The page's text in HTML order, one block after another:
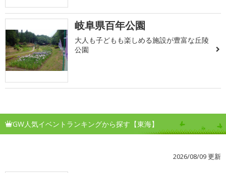
岐阜県百年公園
大人も子どもも楽しめる施設が豊富な丘陵
公園
GW人気イベントランキングから探す【東海】
2026/08/09 更新